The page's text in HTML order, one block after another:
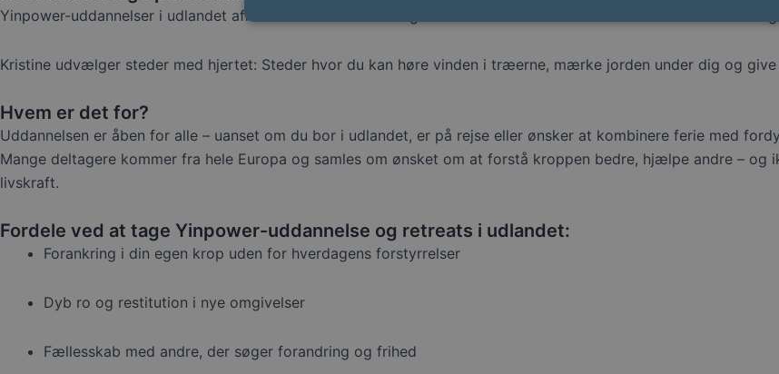
Yinpower-uddannelser i udlandet afholdes løbende forskellige steder – fx i – steder hvor både klima
Kristine udvælger steder med hjertet: Steder hvor du kan høre vinden i træerne, mærke jorden under dig og
Hvem er det for?
Uddannelsen er åben for alle – uanset om du bor i udlandet, er på rejse eller ønsker at kombinere ferie med
Mange deltagere kommer fra hele Europa og samles om ønsket om at forstå kroppen bedre, hjælpe andre –
livskraft.
Fordele ved at tage Yinpower-uddannelse og retreats i udlandet:
Forankring i din egen krop uden for hverdagens forstyrrelser
Dyb ro og restitution i nye omgivelser
Fællesskab med andre, der søger forandring og frihed